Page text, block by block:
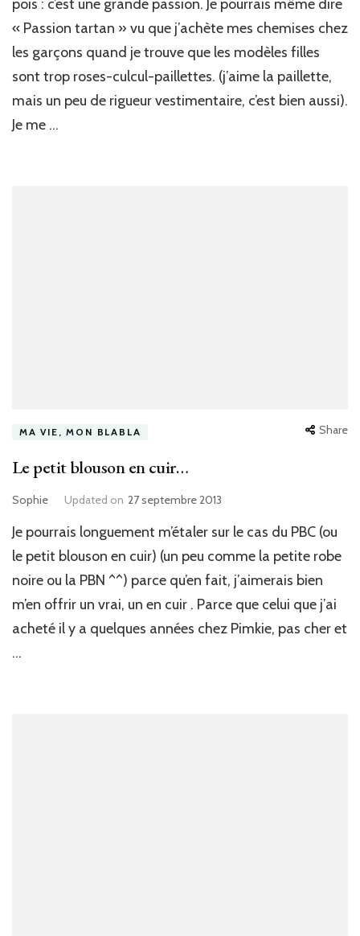
pois : c’est une grande passion. Je pourrais même dire
« Passion tartan » vu que j’achète mes chemises chez
les garçons quand je trouve que les modèles filles
sont trop roses-culcul-paillettes. (j’aime la paillette,
mais un peu de rigueur vestimentaire, c’est bien aussi).
Je me …
MA VIE, MON BLABLA Share
Le petit blouson en cuir…
Sophie Updated on 27 septembre 2013
Je pourrais longuement m’étaler sur le cas du PBC (ou
le petit blouson en cuir) (un peu comme la petite robe
noire ou la PBN ^^) parce qu’en fait, j’aimerais bien
m’en offrir un vrai, un en cuir . Parce que celui que j’ai
acheté il y a quelques années chez Pimkie, pas cher et
…